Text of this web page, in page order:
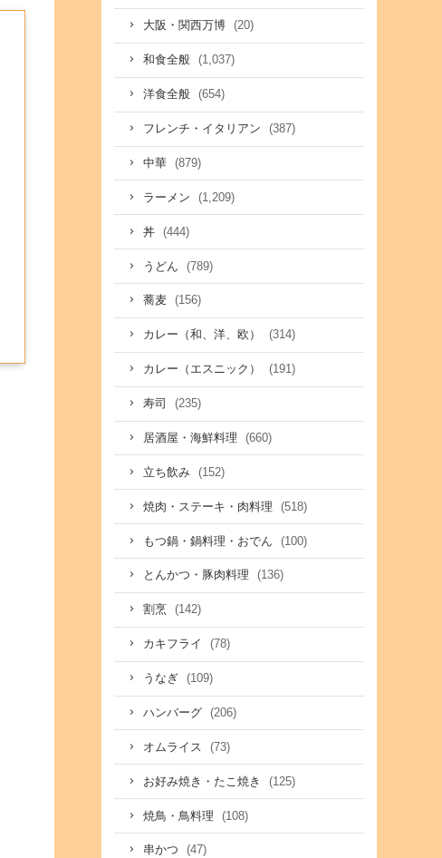
大阪・関西万博 (20)
和食全般 (1,037)
洋食全般 (654)
フレンチ・イタリアン (387)
中華 (879)
ラーメン (1,209)
丼 (444)
うどん (789)
蕎麦 (156)
カレー（和、洋、欧） (314)
カレー（エスニック） (191)
寿司 (235)
居酒屋・海鮮料理 (660)
立ち飲み (152)
焼肉・ステーキ・肉料理 (518)
もつ鍋・鍋料理・おでん (100)
とんかつ・豚肉料理 (136)
割烹 (142)
カキフライ (78)
うなぎ (109)
ハンバーグ (206)
オムライス (73)
お好み焼き・たこ焼き (125)
焼鳥・鳥料理 (108)
串かつ (47)